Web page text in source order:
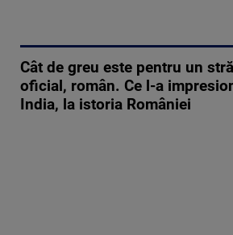
Cât de greu este pentru un
oficial, român. Ce l-a
India, la istoria României